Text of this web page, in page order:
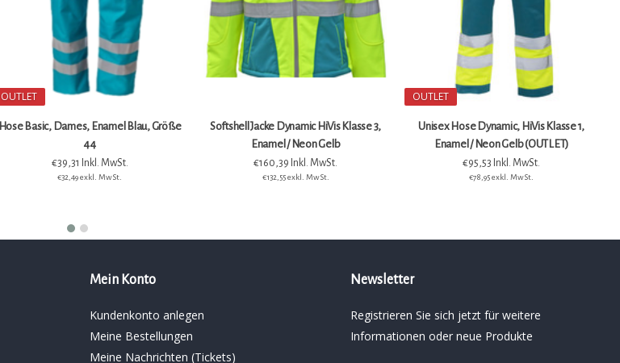
OUTLET
Hose Basic, Dames, Enamel Blau, Größe
44
€39,31 Inkl. MwSt.
€32,49 exkl. MwSt.
Softshell Jacke Dynamic HiVis Klasse 3,
Enamel / Neon Gelb
€160,39 Inkl. MwSt.
€132,55 exkl. MwSt.
OUTLET
Unisex Hose Dynamic, HiVis Klasse 1,
Enamel / Neon Gelb (OUTLET)
€95,53 Inkl. MwSt.
€78,95 exkl. MwSt.
Mein Konto
Kundenkonto anlegen
Meine Bestellungen
Meine Nachrichten (Tickets)
Newsletter
Registrieren Sie sich jetzt für weitere
Informationen oder neue Produkte